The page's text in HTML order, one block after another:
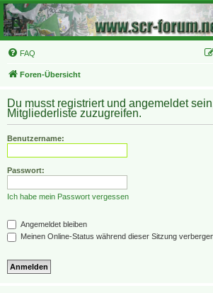
FAQ
Foren-Übersicht
Du musst registriert und angemeldet
Mitgliederliste zuzugreifen.
Benutzername:
Passwort:
Ich habe mein Passwort vergessen
Angemeldet bleiben
Meinen Online-Status während dieser Sitzung